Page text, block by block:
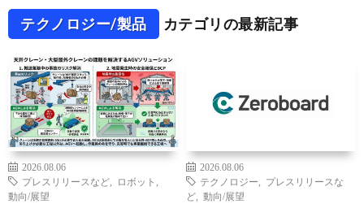
テクノロジー/製品 カテゴリの最新記事
2026.08.06
プレスリリースなど
ロボット
動向/展望
2026.08.06
テクノロジー
プレスリリースな
ど
動向/展望